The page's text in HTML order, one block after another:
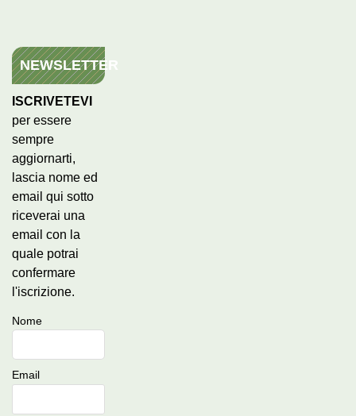
NEWSLETTER
ISCRIVETEVI
per essere
sempre
aggiornarti,
lascia nome ed
email qui sotto
riceverai una
email con la
quale potrai
confermare
l'iscrizione.
Nome
Email